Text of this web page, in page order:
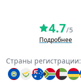
4.7/5
Подробнее
Страны регистрации: